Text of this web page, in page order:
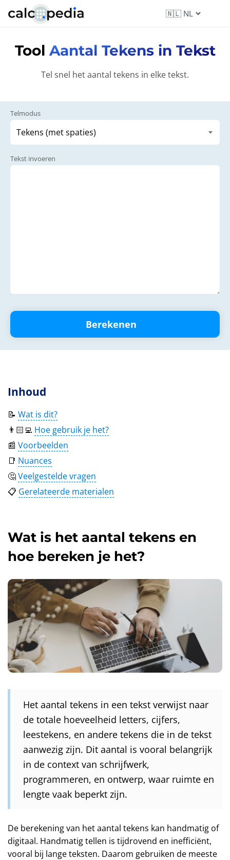
Tool Aantal Tekens in Tekst
Tel snel het aantal tekens in elke tekst.
Telmodus
Tekst invoeren
Berekenen
Inhoud
📝 Wat is dit?
👨🏻‍💻 Hoe gebruik je het?
📰 Voorbeelden
📑 Nuances
🤔Veelgestelde vragen
📋 Gerelateerde materialen
Wat is het aantal tekens en
hoe bereken je het?
Het aantal tekens in een tekst verwijst naar
de totale hoeveelheid letters, cijfers,
leestekens, en andere tekens die in de tekst
aanwezig zijn. Dit aantal is vooral belangrijk
in de context van schrijfwerk,
programmeren, en ontwerp, waar ruimte en
lengte vaak beperkt zijn.
De berekening van het aantal tekens kan handmatig of
digitaal. Handmatig tellen is tijdrovend en inefficiënt,
vooral bij lange teksten. Daarom gebruiken de meeste